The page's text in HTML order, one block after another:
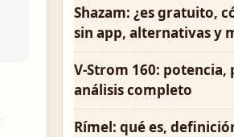
Shazam: ¿es gratuito,
sin app, alternativas y
V-Strom 160: potencia,
análisis completo
Rímel: qué es,